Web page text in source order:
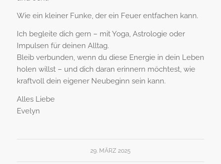
Wie ein kleiner Funke, der ein Feuer entfachen kann.
Ich begleite dich gern – mit Yoga, Astrologie oder
Impulsen für deinen Alltag.
Bleib verbunden, wenn du diese Energie in dein Leben
holen willst – und dich daran erinnern möchtest, wie
kraftvoll dein eigener Neubeginn sein kann.
Alles Liebe
Evelyn
29. MÄRZ 2025